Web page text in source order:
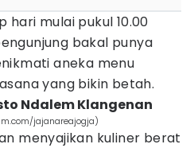
hari mulai pukul 10.00
bakal punya
aneka menu
yang bikin betah.
Ndalem Klangenan
jajanareajogja)
menyajikan kuliner berat